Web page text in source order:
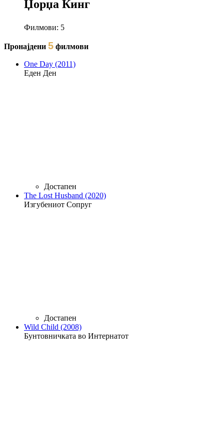
Џорџа Кинг
Филмови: 5
Пронајдени 5 филмови
One Day (2011)
Еден Ден
Достапен
The Lost Husband (2020)
Изгубениот Сопруг
Достапен
Wild Child (2008)
Бунтовничката во Интернатот